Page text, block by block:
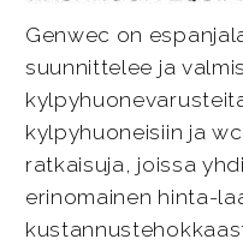
Genwec on
suunnittelee ja
kylpyhuoneisiin ja
ratkaisuja, joissa
erinomainen hinta-